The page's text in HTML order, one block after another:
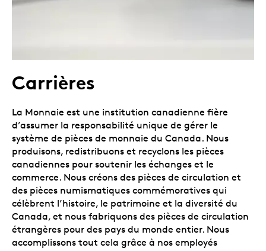
Carrières
La Monnaie est une institution canadienne fière
d’assumer la responsabilité unique de gérer le
système de pièces de monnaie du Canada. Nous
produisons, redistribuons et recyclons les pièces
canadiennes pour soutenir les échanges et le
commerce. Nous créons des pièces de circulation et
des pièces numismatiques commémoratives qui
célèbrent l’histoire, le patrimoine et la diversité du
Canada, et nous fabriquons des pièces de circulation
étrangères pour des pays du monde entier. Nous
accomplissons tout cela grâce à nos employés